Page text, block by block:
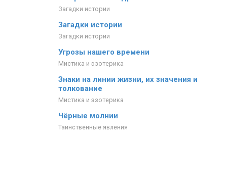
Загадки истории
Загадки истории
Загадки истории
Угрозы нашего времени
Мистика и эзотерика
Знаки на линии жизни, их значения и
толкование
Мистика и эзотерика
Чёрные молнии
Таинственные явления